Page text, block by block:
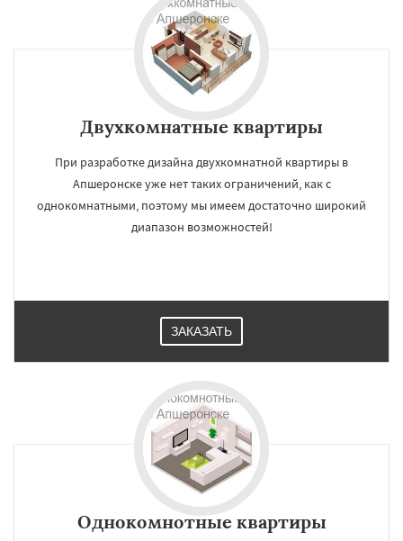
Двухкомнатные квартиры
При разработке дизайна двухкомнатной квартиры в
Апшеронске уже нет таких ограничений, как с
однокомнатными, поэтому мы имеем достаточно широкий
диапазон возможностей!
ЗАКАЗАТЬ
Однокомнотные квартиры